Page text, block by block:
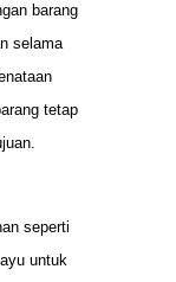
barang
selama
tetap
seperti
untuk